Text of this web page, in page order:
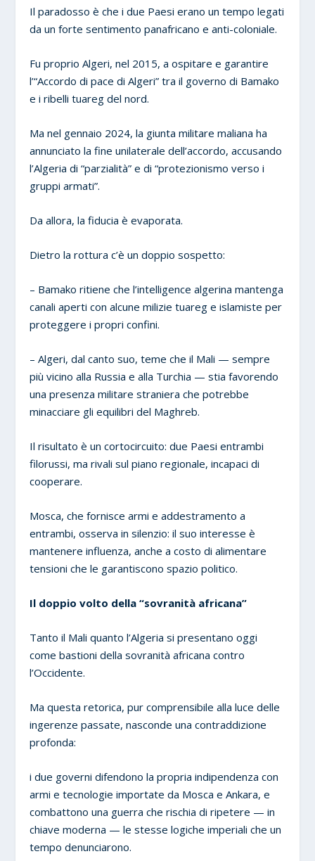
Il paradosso è che i due Paesi erano un tempo legati
da un forte sentimento panafricano e anti-coloniale.
Fu proprio Algeri, nel 2015, a ospitare e garantire
l’“Accordo di pace di Algeri” tra il governo di Bamako
e i ribelli tuareg del nord.
Ma nel gennaio 2024, la giunta militare maliana ha
annunciato la fine unilaterale dell’accordo, accusando
l’Algeria di “parzialità” e di “protezionismo verso i
gruppi armati”.
Da allora, la fiducia è evaporata.
Dietro la rottura c’è un doppio sospetto:
– Bamako ritiene che l’intelligence algerina mantenga
canali aperti con alcune milizie tuareg e islamiste per
proteggere i propri confini.
– Algeri, dal canto suo, teme che il Mali — sempre
più vicino alla Russia e alla Turchia — stia favorendo
una presenza militare straniera che potrebbe
minacciare gli equilibri del Maghreb.
Il risultato è un cortocircuito: due Paesi entrambi
filorussi, ma rivali sul piano regionale, incapaci di
cooperare.
Mosca, che fornisce armi e addestramento a
entrambi, osserva in silenzio: il suo interesse è
mantenere influenza, anche a costo di alimentare
tensioni che le garantiscono spazio politico.
Il doppio volto della “sovranità africana”
Tanto il Mali quanto l’Algeria si presentano oggi
come bastioni della sovranità africana contro
l’Occidente.
Ma questa retorica, pur comprensibile alla luce delle
ingerenze passate, nasconde una contraddizione
profonda:
i due governi difendono la propria indipendenza con
armi e tecnologie importate da Mosca e Ankara, e
combattono una guerra che rischia di ripetere — in
chiave moderna — le stesse logiche imperiali che un
tempo denunciarono.